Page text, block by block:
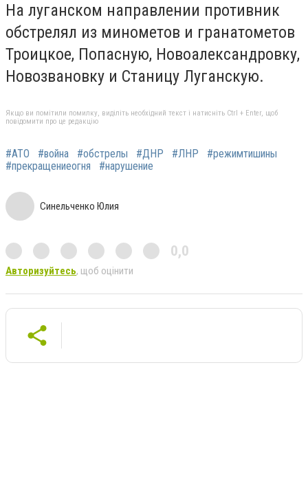
На луганском направлении противник
обстрелял из минометов и гранатометов
Троицкое, Попасную, Новоалександровку,
Новозвановку и Станицу Луганскую.
Якщо ви помітили помилку, виділіть необхідний текст і натисніть Ctrl + Enter, щоб
повідомити про це редакцію
#АТО #война #обстрелы #ДНР #ЛНР
#режимтишины
#прекращениеогня
#нарушение
Синельченко Юлия
0,0
Авторизуйтесь, щоб оцінити